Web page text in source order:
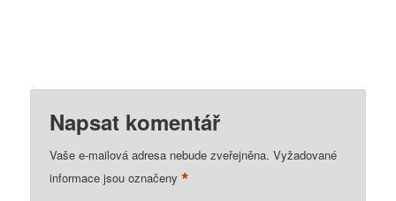
Napsat komentář
Vaše e-mailová adresa nebude zveřejněna. Vyžadované
informace jsou označeny*